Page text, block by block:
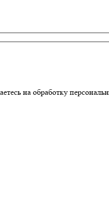
на обработку